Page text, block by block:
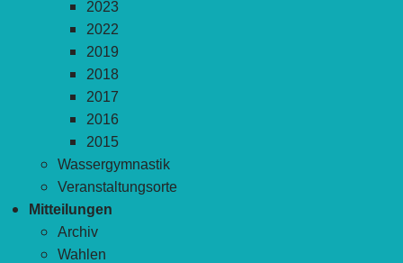
2023
2022
2019
2018
2017
2016
2015
Wassergymnastik
Veranstaltungsorte
Mitteilungen
Archiv
Wahlen